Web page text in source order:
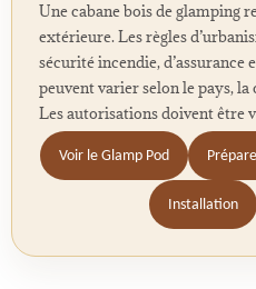
Une cabane bois de glamping
extérieure. Les règles
sécurité incendie,
peuvent varier selon le pays,
Les autorisations doivent être
Voir le Glamp Pod
Installation